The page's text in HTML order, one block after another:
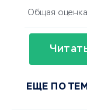
Общая оценка
ЕЩЕ ПО